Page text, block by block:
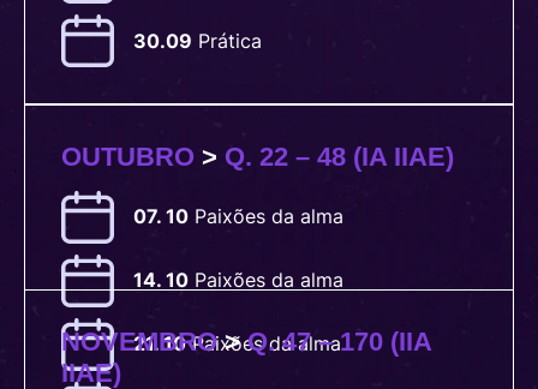
30.09 Prática
OUTUBRO > Q. 22 – 48 (IA IIAE)
07. 10 Paixões da alma
14. 10 Paixões da alma
21. 10Paixõesda alma
NOVEMBRO>Q. 47 – 170 (IIA
IIAE)